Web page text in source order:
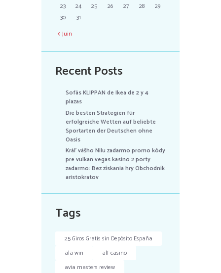
23
24 25 26 27 28
29
30
31
Juin
Recent Posts
Sofás KLIPPAN de Ikea de 2 y 4
plazas
Die besten Strategien für
erfolgreiche Wetten auf beliebte
Sportarten der Deutschen ohne
Oasis
Kráľ vášho Nílu zadarmo promo kódy
pre vulkan vegas kasíno 2 porty
zadarmo: Bez získania hry Obchodník
aristokratov
Tags
25 Giros Gratis sin Depósito España
ala win
alf casino
avia masters review